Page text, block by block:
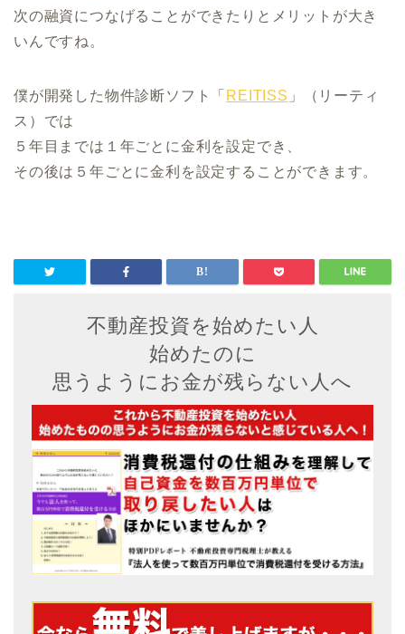
次の融資につなげることができたりとメリットが大き
いんですね。
僕が開発した物件診断ソフト「 REITISS 」（リーティ
ス） では
５年目までは１年ごとに金利を設定でき、
その後は５年ごとに金利を設定することができます。
不動産投資を始めたい人
始めたのに
思うようにお金が残らない人へ